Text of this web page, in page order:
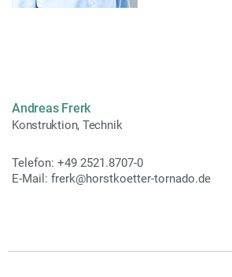
Andreas Frerk
E-Mail: frerk@horstkoetter-tornado.de
Telefon: +49 2521.8707-0
Konstruktion, Technik